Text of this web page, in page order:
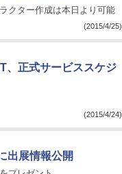
クター作成は本日より可能
(2015/4/25)
、正式サービススケジ
(2015/4/24)
出展情報公開